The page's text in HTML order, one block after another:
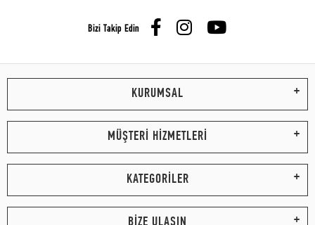
Bizi Takip Edin
KURUMSAL
MÜŞTERİ HİZMETLERİ
KATEGORİLER
BİZE ULAŞIN